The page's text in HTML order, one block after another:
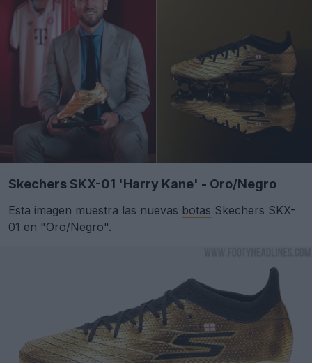
Skechers SKX-01 'Harry Kane' - Oro/Negro
Esta imagen muestra las nuevas botas Skechers SKX-
01 en "Oro/Negro".